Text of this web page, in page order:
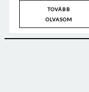
TOVÁBB
OLVASOM